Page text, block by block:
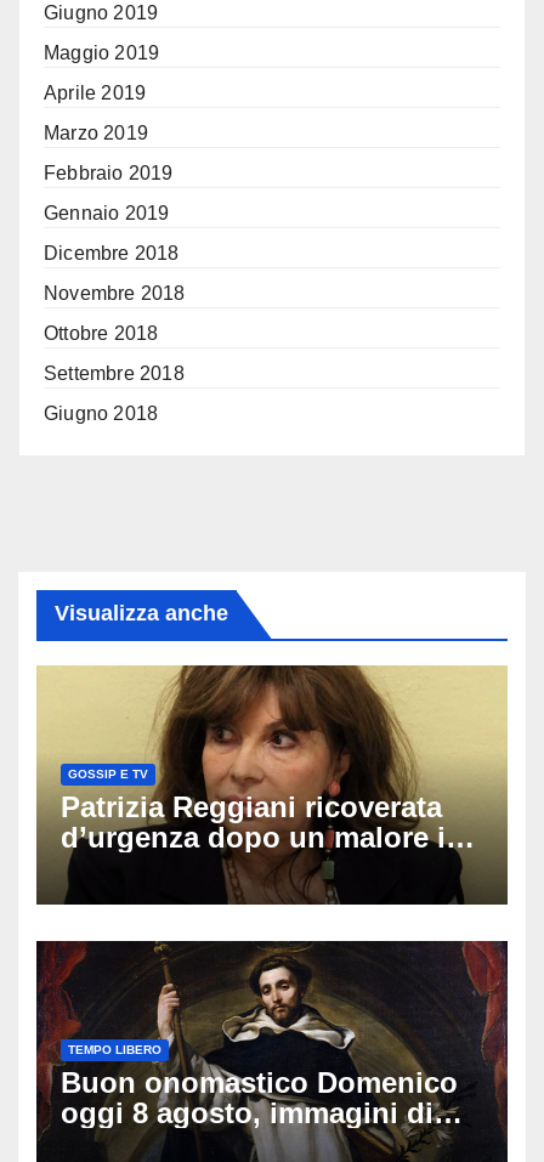
Giugno 2019
Maggio 2019
Aprile 2019
Marzo 2019
Febbraio 2019
Gennaio 2019
Dicembre 2018
Novembre 2018
Ottobre 2018
Settembre 2018
Giugno 2018
Visualizza anche
GOSSIP E TV
Patrizia Reggiani ricoverata
d’urgenza dopo un malore in
vacanza: come sta oggi l’ex
Lady Gucci
TEMPO LIBERO
Buon onomastico Domenico
oggi 8 agosto, immagini di
auguri da condividere